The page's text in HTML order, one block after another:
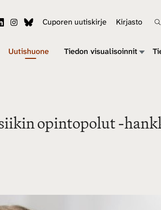
Cuporen uutiskirje Kirjasto
Uutishuone Tiedon visualisoinnit
opintopolut -